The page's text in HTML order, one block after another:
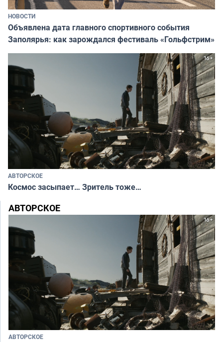
НОВОСТИ
Объявлена дата главного спортивного события
Заполярья: как зарождался фестиваль «Гольфстрим»
АВТОРСКОЕ
Космос засыпает… Зритель тоже…
АВТОРСКОЕ
АВТОРСКОЕ